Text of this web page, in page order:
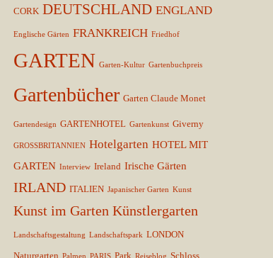
CORK DEUTSCHLAND ENGLAND
Englische Gärten FRANKREICH Friedhof
GARTEN Garten-Kultur Gartenbuchpreis
Gartenbücher Garten Claude Monet
Gartendesign GARTENHOTEL Gartenkunst Giverny
GROSSBRITANNIEN Hotelgarten HOTEL MIT
GARTEN Interview Ireland Irische Gärten
IRLAND ITALIEN Japanischer Garten Kunst
Kunst im Garten Künstlergarten
Landschaftsgestaltung Landschaftspark LONDON
Naturgarten Palmen PARIS Park Reiseblog Schloss